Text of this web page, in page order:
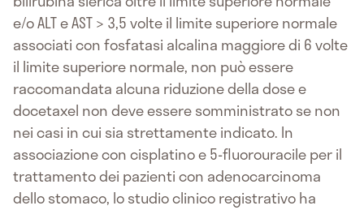
e/o ALT e AST > 3,5 volte il limite superiore normale
associati con fosfatasi alcalina maggiore di 6 volte
il limite superiore normale, non può essere
raccomandata alcuna riduzione della dose e
docetaxel non deve essere somministrato se non
nei casi in cui sia strettamente indicato. In
associazione con cisplatino e 5-fluorouracile per il
trattamento dei pazienti con adenocarcinoma
dello stomaco, lo studio clinico registrativo ha